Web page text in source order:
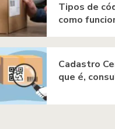
Tipos de
como
Cadastro
que é,